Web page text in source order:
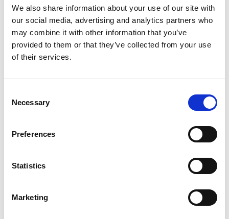
We also share information about your use of our site with
our social media, advertising and analytics partners who
may combine it with other information that you’ve
provided to them or that they’ve collected from your use
of their services.
Selection
Necessary
Preferences
Statistics
Marketing
Anete heeft uitgebreide ervaring op het gebied
van contentmarketing op het gebied van interne
communicatie en werknemerservaring, met een
achtergrond die onder meer HR-technologie,
horeca omvat. Deze mix geeft haar een uniek
eerstelijnsteams worden geconfronteerd. Ze is
bedreven in het creëren van contentstrategieën
betrokkenheid vergroten en complexe
berichten voor zowel HR als